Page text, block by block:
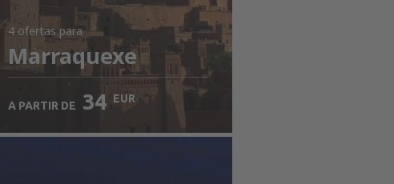
4 ofertas para
Marraquexe
A PARTIR DE 34 EUR